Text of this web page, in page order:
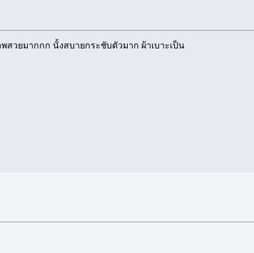
พสวยมากกก นั้งสบายกระชับตัวมาก ผ้าเบาะเป็น